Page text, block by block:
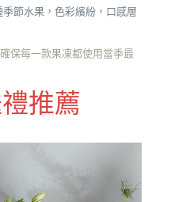
節水果，色彩繽紛，口感層
保每一款果凍都使用當季最
推薦